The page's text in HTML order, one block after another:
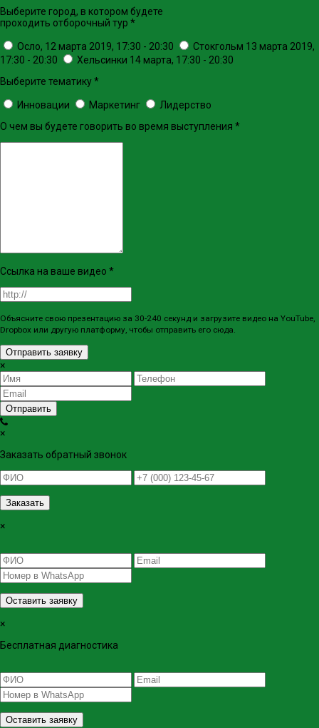
Выберите город, в котором будете
проходить отборочный тур *
Осло, 12 марта 2019, 17:30 - 20:30
Стокгольм 13 марта 2019,
17:30 - 20:30
Хельсинки 14 марта, 17:30 - 20:30
Выберите тематику*
Инновации Маркетинг
Лидерство
О чем вы будете говорить во время выступления *
Ссылка на ваше видео *
Объясните свою презентацию за 30-240 секунд и загрузите видео на YouTube,
Dropbox или другую платформу, чтобы отправить его сюда.
Отправить заявку
×
Отправить
×
Заказать обратный звонок
Заказать
×
Оставить заявку
×
Бесплатная диагностика
Оставить заявку